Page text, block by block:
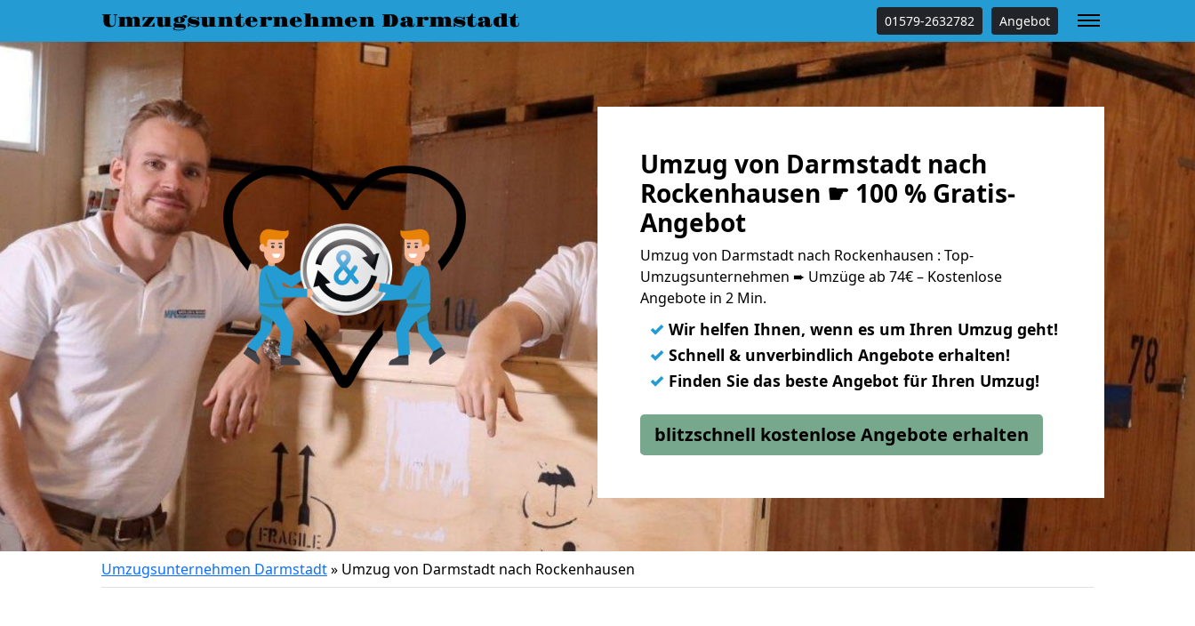
Umzugsunternehmen Darmstadt 01579-2632782 Angebot
Umzug von Darmstadt nach
Rockenhausen ☛ 100 % Gratis-
Angebot
Umzug von Darmstadt nach Rockenhausen : Top-
Umzugsunternehmen ➨ Umzüge ab 74€ – Kostenlose
Angebote in 2 Min.
✓ Wir helfen Ihnen, wenn es um Ihren Umzug geht!
✓ Schnell & unverbindlich Angebote erhalten!
✓ Finden Sie das beste Angebot für Ihren Umzug!
blitzschnell kostenlose Angebote erhalten
Umzugsunternehmen Darmstadt» Umzug von Darmstadt nach Rockenhausen